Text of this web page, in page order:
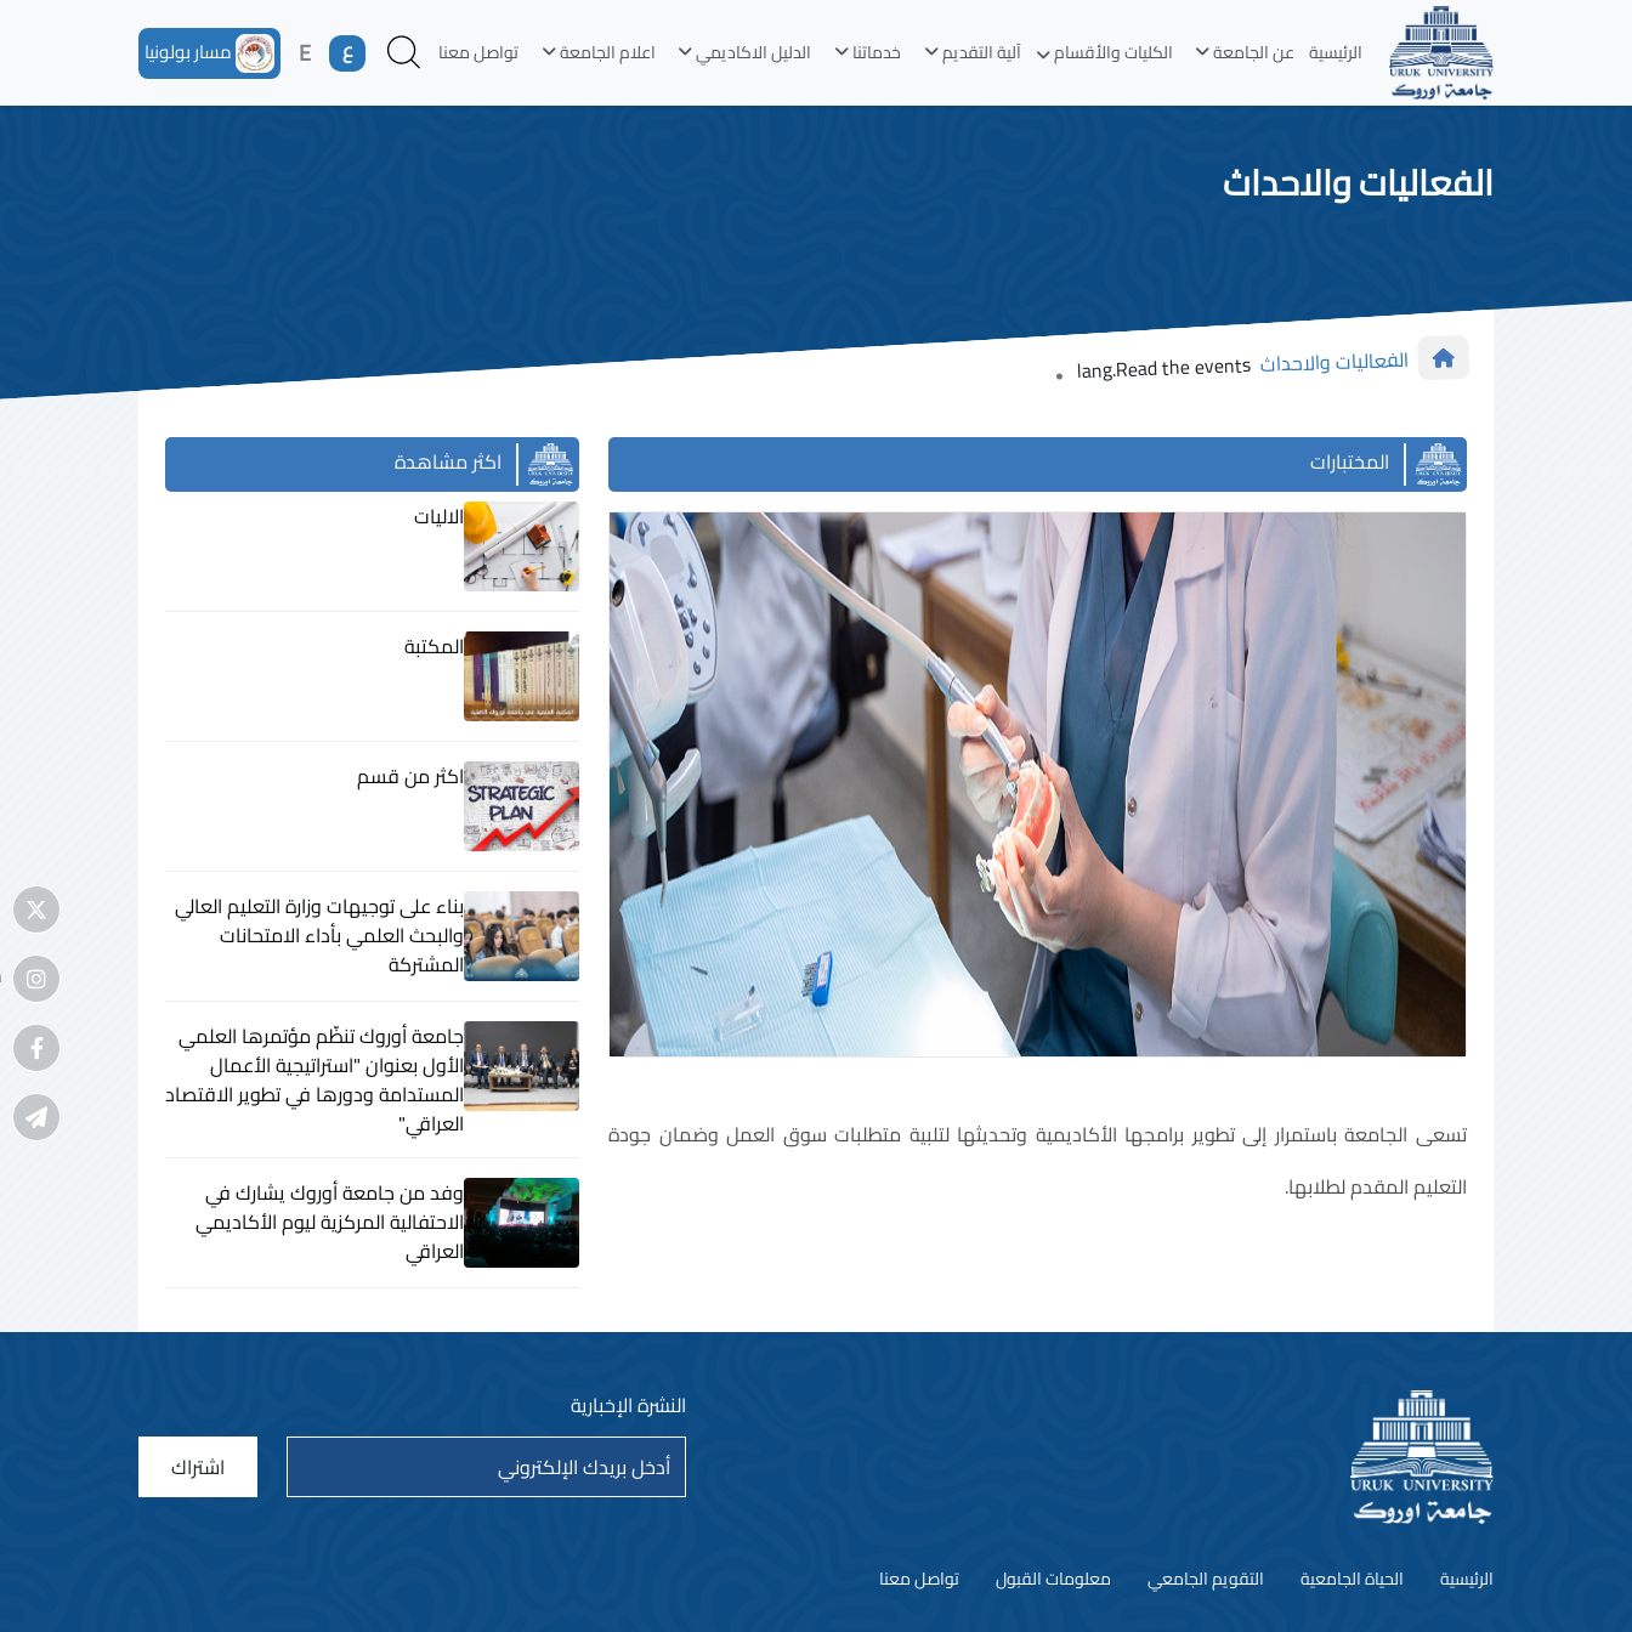
الرئيسية عن الجامعة الكليات والأقسام آلية التقديم خدماتنا الدليل الاكاديمي اعلام الجامعة تواصل معنا ع E مسار بولونيا
الفعاليات والاحداث
الفعاليات والاحداث lang.Read the events
المختبارات
تسعى الجامعة باستمرار إلى تطوير برامجها الأكاديمية وتحديثها لتلبية متطلبات سوق العمل وضمان جودة
التعليم المقدم لطلابها.
اكثر مشاهدة
الاليات
المكتبة
اكثر من قسم
بناء على توجيهات وزارة التعليم العالي
والبحث العلمي بأداء الامتحانات
المشتركة
جامعة أوروك تنظّم مؤتمرها العلمي
الأول بعنوان "استراتيجية الأعمال
المستدامة ودورها في تطوير الاقتصاد
العراقي"
وفد من جامعة أوروك يشارك في
الاحتفالية المركزية ليوم الأكاديمي
العراقي
الرئيسية الحياة الجامعية التقويم الجامعي معلومات القبول تواصل معنا
النشرة الإخبارية
اشتراك